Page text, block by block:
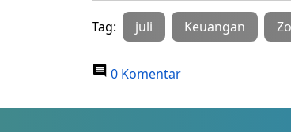
Tag: juli Keuangan
0 Komentar